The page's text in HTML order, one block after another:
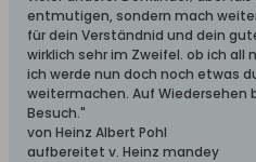
entmutigen, sondern mach
für dein Verständnid und dein
wirklich sehr im Zweifel. ob ich all
ich werde nun doch noch etwas
weitermachen. Auf Wiedersehen
Besuch."
von Heinz Albert Pohl
aufbereitet v. Heinz mandey